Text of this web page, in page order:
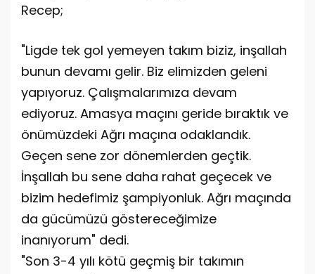
Recep;
"Ligde tek gol yemeyen takım biziz, inşallah
bunun devamı gelir. Biz elimizden geleni
yapıyoruz. Çalışmalarımıza devam
ediyoruz. Amasya maçını geride bıraktık ve
önümüzdeki Ağrı maçına odaklandık.
Geçen sene zor dönemlerden geçtik.
İnşallah bu sene daha rahat geçecek ve
bizim hedefimiz şampiyonluk. Ağrı maçında
da gücümüzü göstereceğimize
inanıyorum" dedi.
"Son 3-4 yılı kötü geçmiş bir takımın